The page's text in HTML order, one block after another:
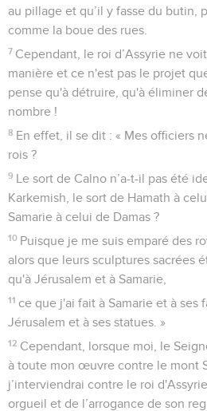
au pillage et qu’il y fasse du butin,
comme la boue des rues.
7 Cependant, le roi d’Assyrie ne
manière et ce n'est pas le projet
pense qu'à détruire, qu'à éliminer
nombre !
8 En effet, il se dit : « Mes officiers
rois ?
9 Le sort de Calno n’a-t-il pas été
Karkemish, le sort de Hamath à
Samarie à celui de Damas ?
10 Puisque je me suis emparé des
alors que leurs sculptures sacrées
qu'à Jérusalem et à Samarie,
11 ce que j'ai fait à Samarie et à ses
Jérusalem et à ses statues. »
12 Cependant, lorsque moi, le
à toute mon œuvre contre le mont
j’interviendrai contre le roi
orgueil et de l’arrogance de son